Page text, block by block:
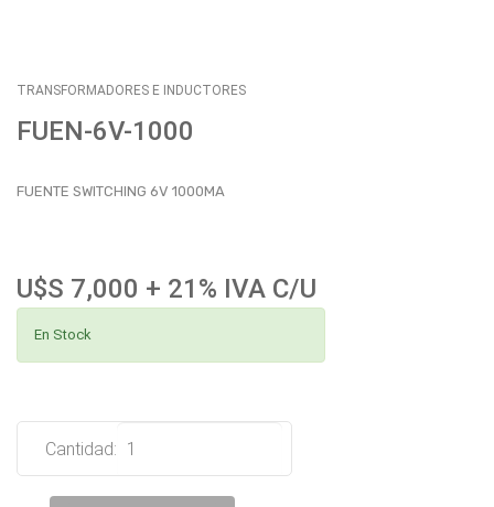
TRANSFORMADORES E INDUCTORES
FUEN-6V-1000
FUENTE SWITCHING 6V 1000MA
U$S 7,000 + 21% IVA C/U
En Stock
Cantidad: